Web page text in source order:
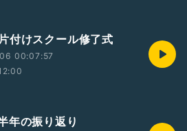
けスクール修了式
00:07:57
の振り返り